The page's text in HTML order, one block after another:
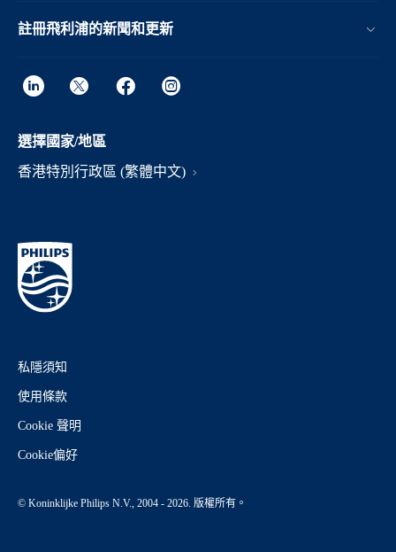
註冊飛利浦的新聞和更新
選擇國家/地區
香港特別行政區 (繁體中文)
私隱須知
使用條款
Cookie 聲明
Cookie偏好
© Koninklijke Philips N.V., 2004 - 2026. 版權所有。